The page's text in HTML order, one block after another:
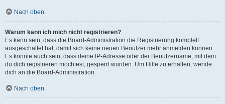
Nach oben
Warum kann ich mich nicht registrieren?
Es kann sein, dass die Board-Administration die Registrierung komplett
ausgeschaltet hat, damit sich keine neuen Benutzer mehr anmelden können.
Es könnte auch sein, dass deine IP-Adresse oder der Benutzername, mit dem
du dich registrieren möchtest, gesperrt wurden. Um Hilfe zu erhalten, wende
dich an die Board-Administration.
Nach oben